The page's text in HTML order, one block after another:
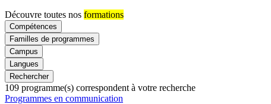
Découvre toutes nos formations
Compétences
Familles de programmes
Campus
Langues
Rechercher
109 programme(s) correspondent à votre recherche
Famille
Programmes en communication